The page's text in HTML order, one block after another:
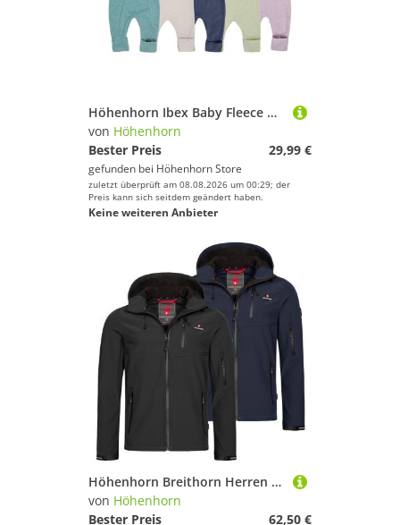
Höhenhorn Ibex Baby Fleece Overall Winter Herbst Strampler Kleinkind mit Kapuze 98 TÃ¼rkis
von Höhenhorn
Bester Preis
29,99 €
gefunden bei Höhenhorn Store
zuletzt überprüft am 08.08.2026 um 00:29; der
Preis kann sich seitdem geändert haben.
Keine weiteren Anbieter
Höhenhorn Breithorn Herren Softshell Jacke Outdoor Funktionsjacke XXL Dunkelblau
von Höhenhorn
Bester Preis
62,50 €